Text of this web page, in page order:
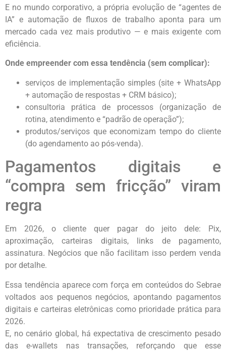
E no mundo corporativo, a própria evolução de “agentes de
IA” e automação de fluxos de trabalho aponta para um
mercado cada vez mais produtivo — e mais exigente com
eficiência.
Onde empreender com essa tendência (sem complicar):
serviços de implementação simples (site + WhatsApp
+ automação de respostas + CRM básico);
consultoria prática de processos (organização de
rotina, atendimento e “padrão de operação”);
produtos/serviços que economizam tempo do cliente
(do agendamento ao pós-venda).
Pagamentos digitais e
“compra sem fricção” viram
regra
Em 2026, o cliente quer pagar do jeito dele: Pix,
aproximação, carteiras digitais, links de pagamento,
assinatura. Negócios que não facilitam isso perdem venda
por detalhe.
Essa tendência aparece com força em conteúdos do Sebrae
voltados aos pequenos negócios, apontando pagamentos
digitais e carteiras eletrônicas como prioridade prática para
2026.
E, no cenário global, há expectativa de crescimento pesado
das e-wallets nas transações, reforçando que esse